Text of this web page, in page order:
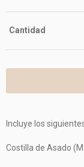
Cantidad
Incluye los
Costilla de Asado